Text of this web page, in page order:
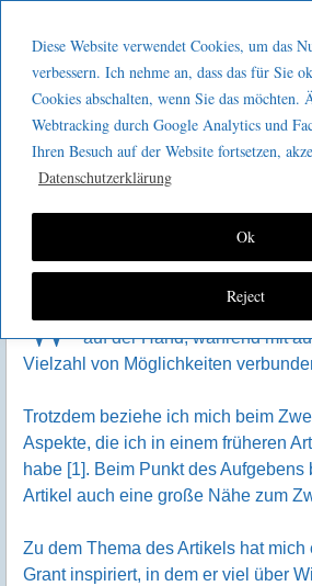
Diese Website verwendet Cookies, um das
verbessern. Ich nehme an, dass das für Sie
Cookies abschalten, wenn Sie das möchten.
Webtracking durch Google Analytics und
Ihren Besuch auf der Website fortsetzen,
Datenschutzerklärung
Reject
Ok
GeeMco :
Götz Müller
Consulting
Warum Zweifeln und
wertvoll sein kann
W auf der Hand, während mit
Vielzahl von Möglichkeiten
Trotzdem beziehe ich mich beim
Aspekte, die ich in einem früheren
habe [1]. Beim Punkt des Aufgebens
Artikel auch eine große Nähe zum
Zu dem Thema des Artikels hat
Grant inspiriert, in dem er viel über